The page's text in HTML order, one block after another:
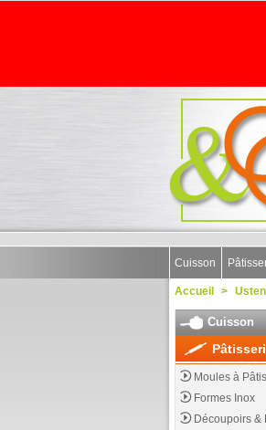
Cuisson
Accueil
>
Cuisson
Moules à
Formes Inox
Découpoirs &